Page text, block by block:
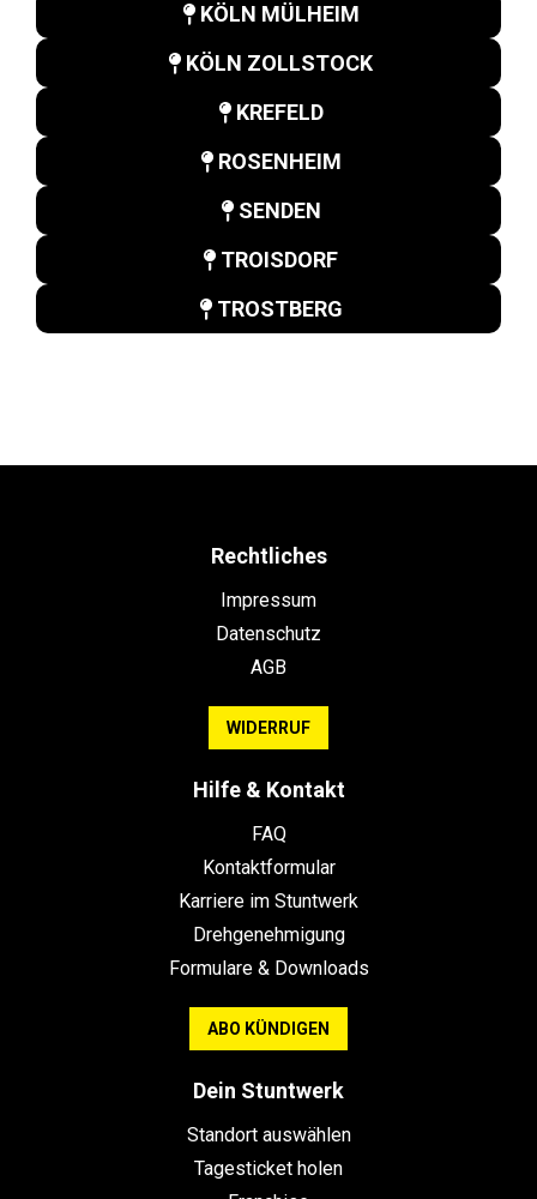
KÖLN MÜLHEIM
KÖLN ZOLLSTOCK
KREFELD
ROSENHEIM
SENDEN
TROISDORF
TROSTBERG
Rechtliches
Impressum
Datenschutz
AGB
WIDERRUF
Hilfe & Kontakt
FAQ
Kontaktformular
Karriere im Stuntwerk
Drehgenehmigung
Formulare & Downloads
ABO KÜNDIGEN
Dein Stuntwerk
Standort auswählen
Tagesticket holen